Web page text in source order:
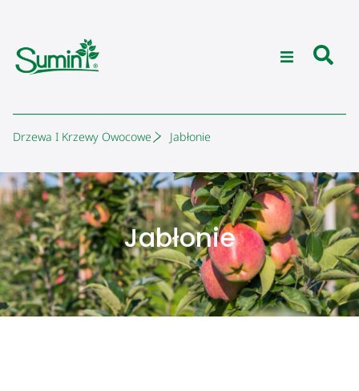
Drzewa I Krzewy Owocowe Jabłonie
Jabłonie